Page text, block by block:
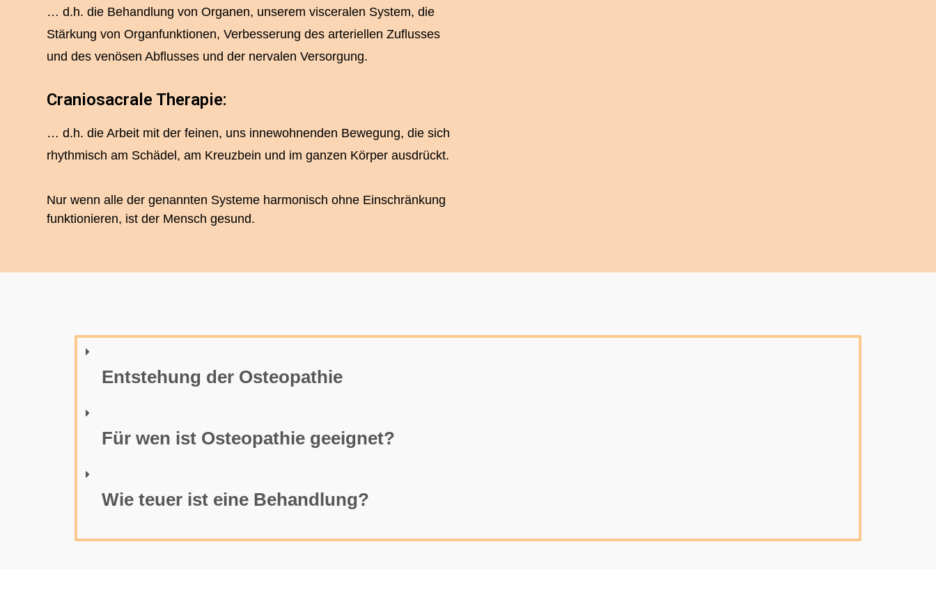
… d.h. die Behandlung von Organen, unserem visceralen System, die
Stärkung von Organfunktionen, Verbesserung des arteriellen Zuflusses
und des venösen Abflusses und der nervalen Versorgung.
Craniosacrale Therapie:
… d.h. die Arbeit mit der feinen, uns innewohnenden Bewegung, die sich
rhythmisch am Schädel, am Kreuzbein und im ganzen Körper ausdrückt.
Nur wenn alle der genannten Systeme harmonisch ohne Einschränkung
funktionieren, ist der Mensch gesund.
Entstehung der Osteopathie
Für wen ist Osteopathie geeignet?
Wie teuer ist eine Behandlung?